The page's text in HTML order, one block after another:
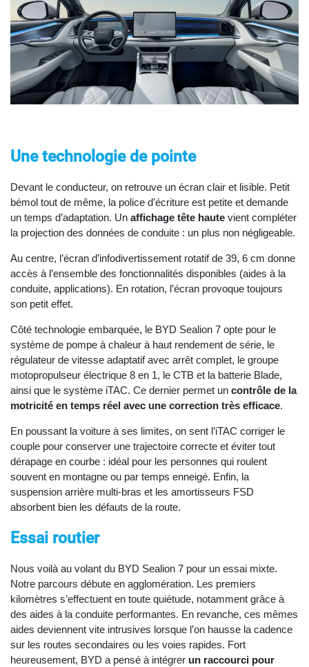
Une technologie de pointe
Devant le conducteur, on retrouve un écran clair et lisible. Petit
bémol tout de même, la police d’écriture est petite et demande
un temps d’adaptation. Un affichage tête haute vient compléter
la projection des données de conduite : un plus non négligeable.
Au centre, l’écran d’infodivertissement rotatif de 39, 6 cm donne
accès à l’ensemble des fonctionnalités disponibles (aides à la
conduite, applications). En rotation, l’écran provoque toujours
son petit effet.
Côté technologie embarquée, le BYD Sealion 7 opte pour le
système de pompe à chaleur à haut rendement de série, le
régulateur de vitesse adaptatif avec arrêt complet, le groupe
motopropulseur électrique 8 en 1, le CTB et la batterie Blade,
ainsi que le système iTAC. Ce dernier permet un contrôle de la
motricité en temps réel avec une correction très efficace.
En poussant la voiture à ses limites, on sent l’iTAC corriger le
couple pour conserver une trajectoire correcte et éviter tout
dérapage en courbe : idéal pour les personnes qui roulent
souvent en montagne ou par temps enneigé. Enfin, la
suspension arrière multi-bras et les amortisseurs FSD
absorbent bien les défauts de la route.
Essai routier
Nous voilà au volant du BYD Sealion 7 pour un essai mixte.
Notre parcours débute en agglomération. Les premiers
kilomètres s’effectuent en toute quiétude, notamment grâce à
des aides à la conduite performantes. En revanche, ces mêmes
aides deviennent vite intrusives lorsque l’on hausse la cadence
sur les routes secondaires ou les voies rapides. Fort
heureusement, BYD a pensé à intégrer un raccourci pour